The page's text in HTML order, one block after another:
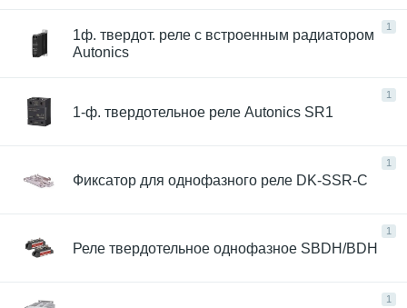
1
1ф. твердот. реле с встроенным радиатором
Autonics
1
1-ф. твердотельное реле Autonics SR1
1
Фиксатор для однофазного реле DK-SSR-C
1
Реле твердотельное однофазное SBDH/BDH
1